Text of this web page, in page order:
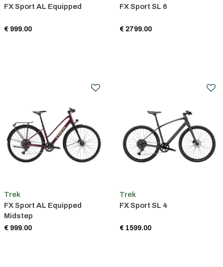
FX Sport AL Equipped
€ 999.00
FX Sport SL 6
€ 2799.00
Trek
FX Sport AL Equipped
Midstep
€ 999.00
Trek
FX Sport SL 4
€ 1599.00